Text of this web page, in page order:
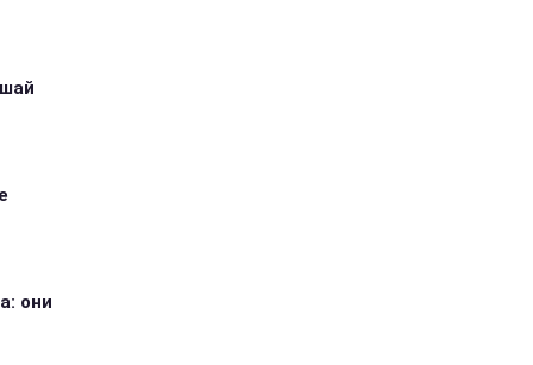
они